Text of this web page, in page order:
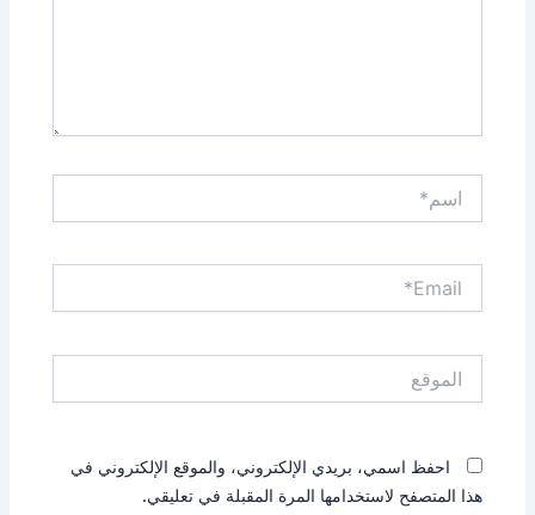
احفظ اسمي، بريدي الإلكتروني، والموقع الإلكتروني في
هذا المتصفح لاستخدامها المرة المقبلة في تعليقي.